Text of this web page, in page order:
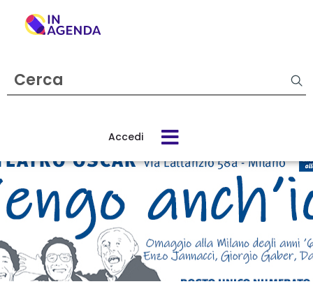
Accedi
Cerca
evento
Agenda
Come
funziona